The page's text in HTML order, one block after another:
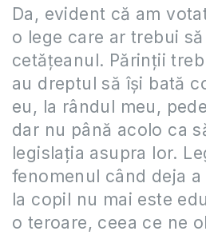
Da, evident că am
o lege care ar trebui
cetăţeanul. Părinţii
au dreptul să îşi bată
eu, la rândul meu,
dar nu până acolo ca
legislaţia asupra lor.
fenomenul când deja
la copil nu mai este
o teroare, ceea ce ne